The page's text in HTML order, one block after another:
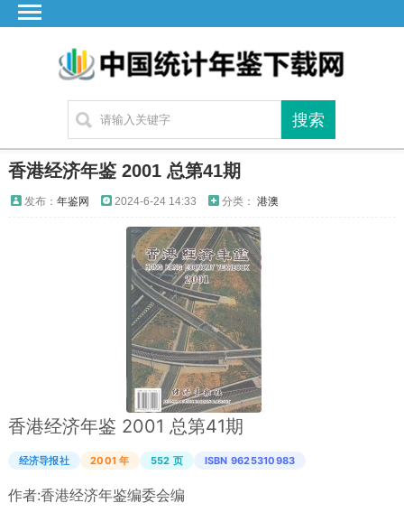
江苏
广西
西藏
上海
香港经济年鉴 2001 总第41期
发布： 年鉴网 2024-6-24 14:33 分类： 港澳
香港经济年鉴 2001 总第41期
经济导报社 2001 年 552 页 ISBN 9625310983
作者:香港经济年鉴编委会编